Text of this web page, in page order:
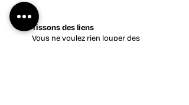
Tissons des liens
Vous ne voulez rien louper des